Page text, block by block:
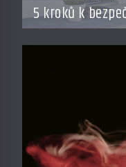
5 kroků k
dovolené